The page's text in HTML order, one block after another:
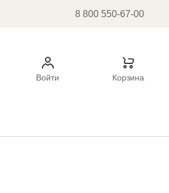
8 800 550-67-00
Войти Корзина